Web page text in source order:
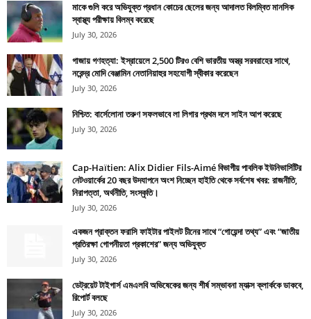
মাকে গুলি করে অভিযুক্ত প্রধান কোচের ছেলের জন্য আদালত বিলম্বিত মানসিক
স্বাস্থ্য পরীক্ষায় বিলম্ব করেছে
July 30, 2026
গাজায় গণহত্যা: ইস্রায়েলে 2,500 টিরও বেশি ভারতীয় অস্ত্র সরবরাহের সাথে,
নরেন্দ্র মোদি বেঞ্জামিন নেতানিয়াহুর সহযোগী স্বীকার করেছেন
July 30, 2026
নিশ্চিত: বার্সেলোনা তরুণ সফলভাবে লা লিগার প্রথম দলে সাইন আপ করেছে
July 30, 2026
Cap-Haïtien: Alix Didier Fils-Aimé বিভাগীয় পাবলিক ইউনিভার্সিটির
নেটওয়ার্কের 20 বছর উদযাপনে অংশ নিচ্ছেন হাইতি থেকে সর্বশেষ খবর: রাজনীতি,
নিরাপত্তা, অর্থনীতি, সংস্কৃতি।
July 30, 2026
একজন প্রাক্তন ফরাসি ফাইটার পাইলট চীনের সাথে “গোয়েন্দা তথ্য” এবং “জাতীয়
প্রতিরক্ষা গোপনীয়তা প্রকাশের” জন্য অভিযুক্ত
July 30, 2026
ডেট্রয়েট টাইগার্স এমএলবি অভিষেকের জন্য শীর্ষ সম্ভাবনা ম্যাক্স ক্লার্ককে ডাকবে,
রিপোর্ট বলছে
July 30, 2026